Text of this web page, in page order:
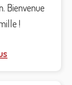
Bienvenue
!